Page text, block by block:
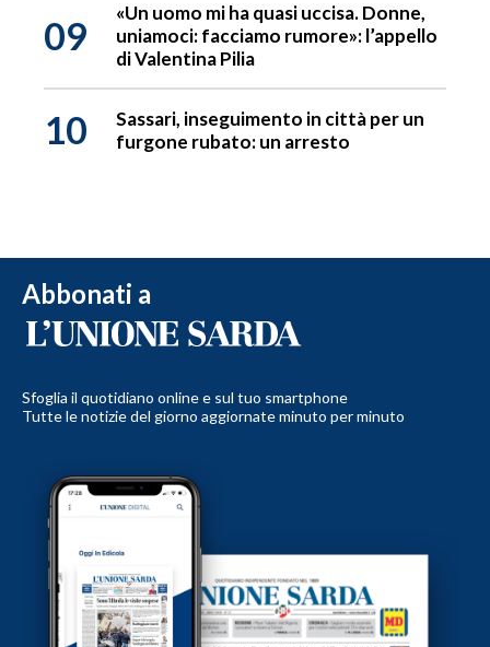
09
«Un uomo mi ha quasi uccisa. Donne,
uniamoci: facciamo rumore»: l’appello
di Valentina Pilia
10
Sassari, inseguimento in città per un
furgone rubato: un arresto
Abbonati a
Sfoglia il quotidiano online e sul tuo smartphone
Tutte le notizie del giorno aggiornate minuto per minuto